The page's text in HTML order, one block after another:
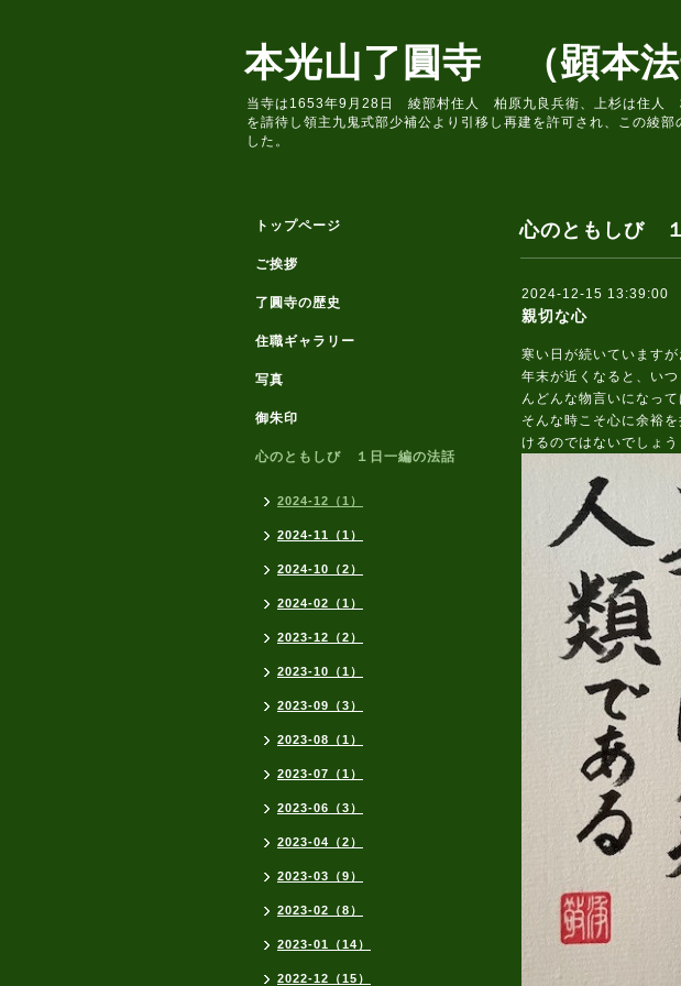
本光山了圓寺 （顕本法
当寺は1653年9月28日 綾部村住人 柏原九良兵衛、上杉は住人
を請待し領主九鬼式部少補公より引移し再建を許可され、この綾
した。
心のともしび
2024-12-15 13:39:00
親切な心
寒い日が続いています
年末が近くなると、い
んどんな物言いになって
そんな時こそ心に余裕
けるのではないでしょう
トップページ
ご挨拶
了圓寺の歴史
住職ギャラリー
写真
御朱印
心のともしび １日一編の法話
2024-12（1）
2024-11（1）
2024-10（2）
2024-02（1）
2023-12（2）
2023-10（1）
2023-09（3）
2023-08（1）
2023-07（1）
2023-06（3）
2023-04（2）
2023-03（9）
2023-02（8）
2023-01（14）
2022-12（15）